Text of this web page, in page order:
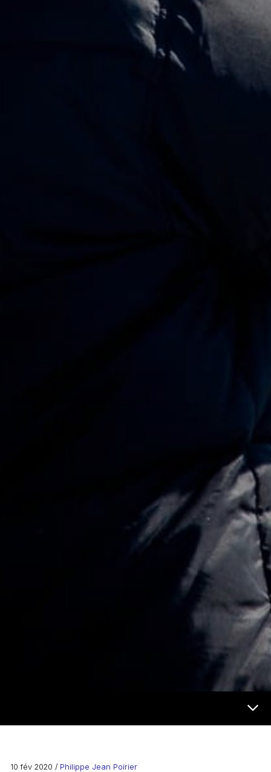
10 fév 2020 / Philippe Jean Poirier